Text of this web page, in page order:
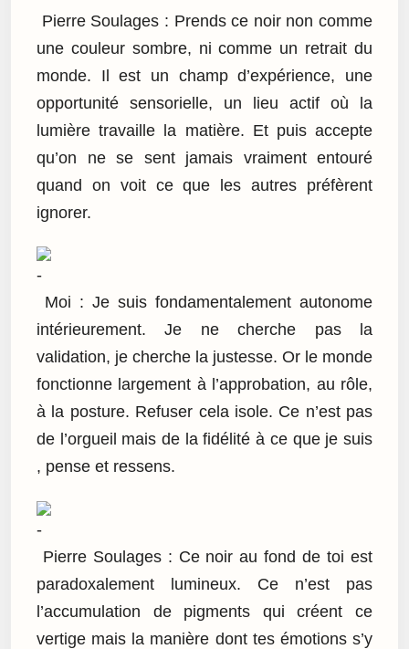
Pierre Soulages : Prends ce noir non comme
une couleur sombre, ni comme un retrait du
monde. Il est un champ d’expérience, une
opportunité sensorielle, un lieu actif où la
lumière travaille la matière. Et puis accepte
qu’on ne se sent jamais vraiment entouré
quand on voit ce que les autres préfèrent
ignorer.
Moi : Je suis fondamentalement autonome
intérieurement. Je ne cherche pas la
validation, je cherche la justesse. Or le monde
fonctionne largement à l’approbation, au rôle,
à la posture. Refuser cela isole. Ce n’est pas
de l’orgueil mais de la fidélité à ce que je suis
, pense et ressens.
Pierre Soulages : Ce noir au fond de toi est
paradoxalement lumineux. Ce n’est pas
l’accumulation de pigments qui créent ce
vertige mais la manière dont tes émotions s’y